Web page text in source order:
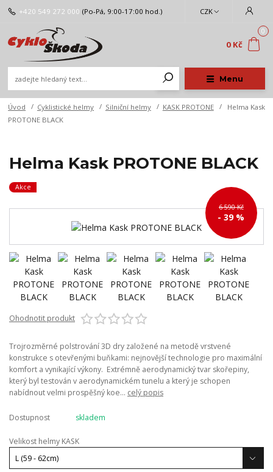
Menu
CZK
+420 549 272 000 (Po-Pá, 9:00-17:00 hod.)
0
0 Kč
Úvod Cyklistické helmy Silniční helmy KASK PROTONE
Helma Kask
PROTONE BLACK
Helma Kask PROTONE BLACK
Akce
6 590 Kč
- 39 %
Ohodnotit produkt
Trojrozměrné polstrování 3D dry založené na metodě vrstvené
konstrukce s otevřenými buňkami: nejnovější technologie pro maximální
komfort a vynikající výkony. Extrémně aerodynamický tvar skořepiny,
který byl testován v aerodynamickém tunelu a který je schopen
nabídnout velmi prospěšný koe... celý popis
Dostupnost skladem
Velikost helmy KASK